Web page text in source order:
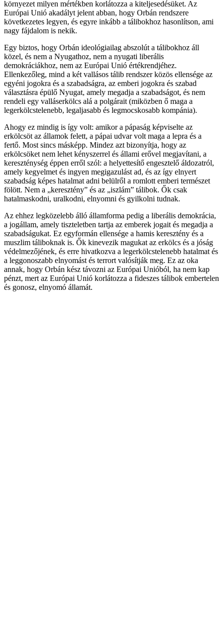
környezet milyen mértékben korlátozza a kiteljesedésüket. Az
Európai Unió akadályt jelent abban, hogy Orbán rendszere
következetes legyen, és egyre inkább a tálibokhoz hasonlítson, ami
nagy fájdalom is nekik.
Egy biztos, hogy Orbán ideológiailag abszolút a tálibokhoz áll
közel, és nem a Nyugathoz, nem a nyugati liberális
demokráciákhoz, nem az Európai Unió értékrendjéhez.
Ellenkezőleg, mind a két vallásos tálib rendszer közös ellensége az
egyéni jogokra és a szabadságra, az emberi jogokra és szabad
választásra épülő Nyugat, amely megadja a szabadságot, és nem
rendeli egy valláserkölcs alá a polgárait (miközben ő maga a
legerkölcstelenebb, legaljasabb és legmocskosabb kompánia).
Ahogy ez mindig is így volt: amikor a pápaság képviselte az
erkölcsöt az államok felett, a pápai udvar volt maga a lepra és a
fertő. Most sincs másképp. Mindez azt bizonyítja, hogy az
erkölcsöket nem lehet kényszerrel és állami erővel megjavítani, a
kereszténység éppen erről szól: a helyettesítő engesztelő áldozatról,
amely kegyelmet és ingyen megigazulást ad, és az így elnyert
szabadság képes hatalmat adni belülről a romlott emberi természet
fölött. Nem a „keresztény” és az „iszlám” tálibok. Ők csak
hatalmaskodni, uralkodni, elnyomni és gyilkolni tudnak.
Az ehhez legközelebb álló államforma pedig a liberális demokrácia,
a jogállam, amely tiszteletben tartja az emberek jogait és megadja a
szabadságukat. Ez egyformán ellensége a hamis keresztény és a
muszlim táliboknak is. Ők kinevezik magukat az erkölcs és a jóság
védelmezőjének, és erre hivatkozva a legerkölcstelenebb hatalmat és
a leggonoszabb elnyomást és terrort valósítják meg. Ez az oka
annak, hogy Orbán kész távozni az Európai Unióból, ha nem kap
pénzt, mert az Európai Unió korlátozza a fideszes tálibok embertelen
és gonosz, elnyomó államát.